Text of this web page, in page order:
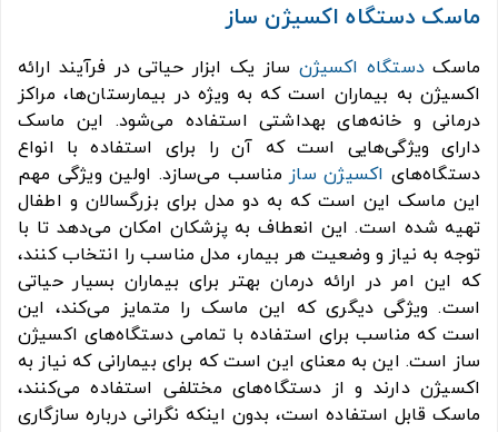
ماسک دستگاه اکسیژن ساز
ماسکدستگاه اکسیژن ساز یک ابزار حیاتی در فرآیند ارائه
اکسیژن به بیماران است که به ویژه در بیمارستان‌ها، مراکز
درمانی و خانه‌های بهداشتی استفاده می‌شود. این ماسک
دارای ویژگی‌هایی است که آن را برای استفاده با انواع
دستگاه‌های اکسیژن ساز مناسب می‌سازد. اولین ویژگی مهم
این ماسک این است که به دو مدل برای بزرگسالان و اطفال
تهیه شده است. این انعطاف به پزشکان امکان می‌دهد تا با
توجه به نیاز و وضعیت هر بیمار، مدل مناسب را انتخاب کنند،
که این امر در ارائه درمان بهتر برای بیماران بسیار حیاتی
است. ویژگی دیگری که این ماسک را متمایز می‌کند، این
است که مناسب برای استفاده با تمامی دستگاه‌های اکسیژن
ساز است. این به معنای این است که برای بیمارانی که نیاز به
اکسیژن دارند و از دستگاه‌های مختلفی استفاده می‌کنند،
ماسک قابل استفاده است، بدون اینکه نگرانی درباره سازگاری